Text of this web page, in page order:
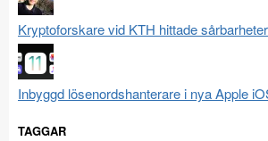
Kryptoforskare vid KTH hittade
Inbyggd lösenordshanterare i nya Apple
TAGGAR